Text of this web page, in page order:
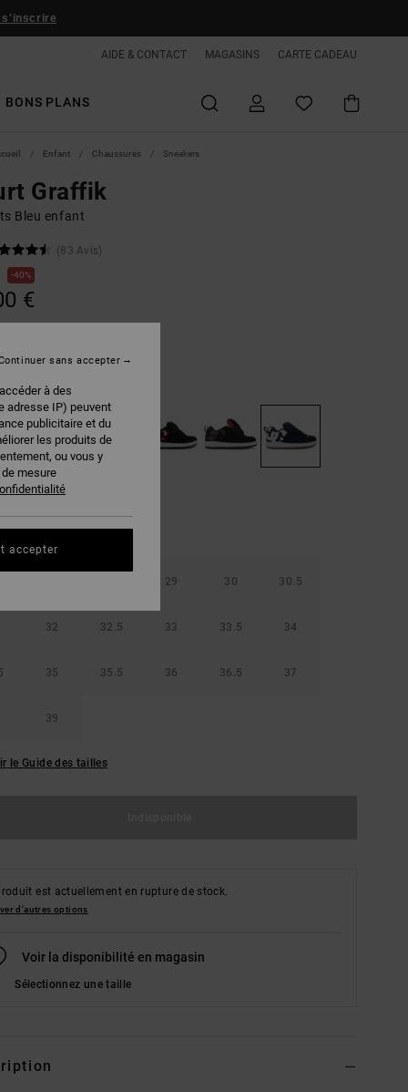
s'inscrire
AIDE & CONTACT MAGASINS CARTE CADEAU
BONS PLANS
Enfant Chaussures Sneakers
Graffik
Bleu enfant
(83 Avis)
40%
€
Navy/white/gum
29 30 30.5
32 32.5 33 33.5 34
35 35.5 36 36.5 37
39
le Guide des tailles
est actuellement en rupture de stock.
d'autres options
Voir la disponibilité en magasin
Sélectionnez une taille
à des
adresse IP) peuvent
publicitaire et du
les produits de
ou vous y
mesure
sans accepter
accepter